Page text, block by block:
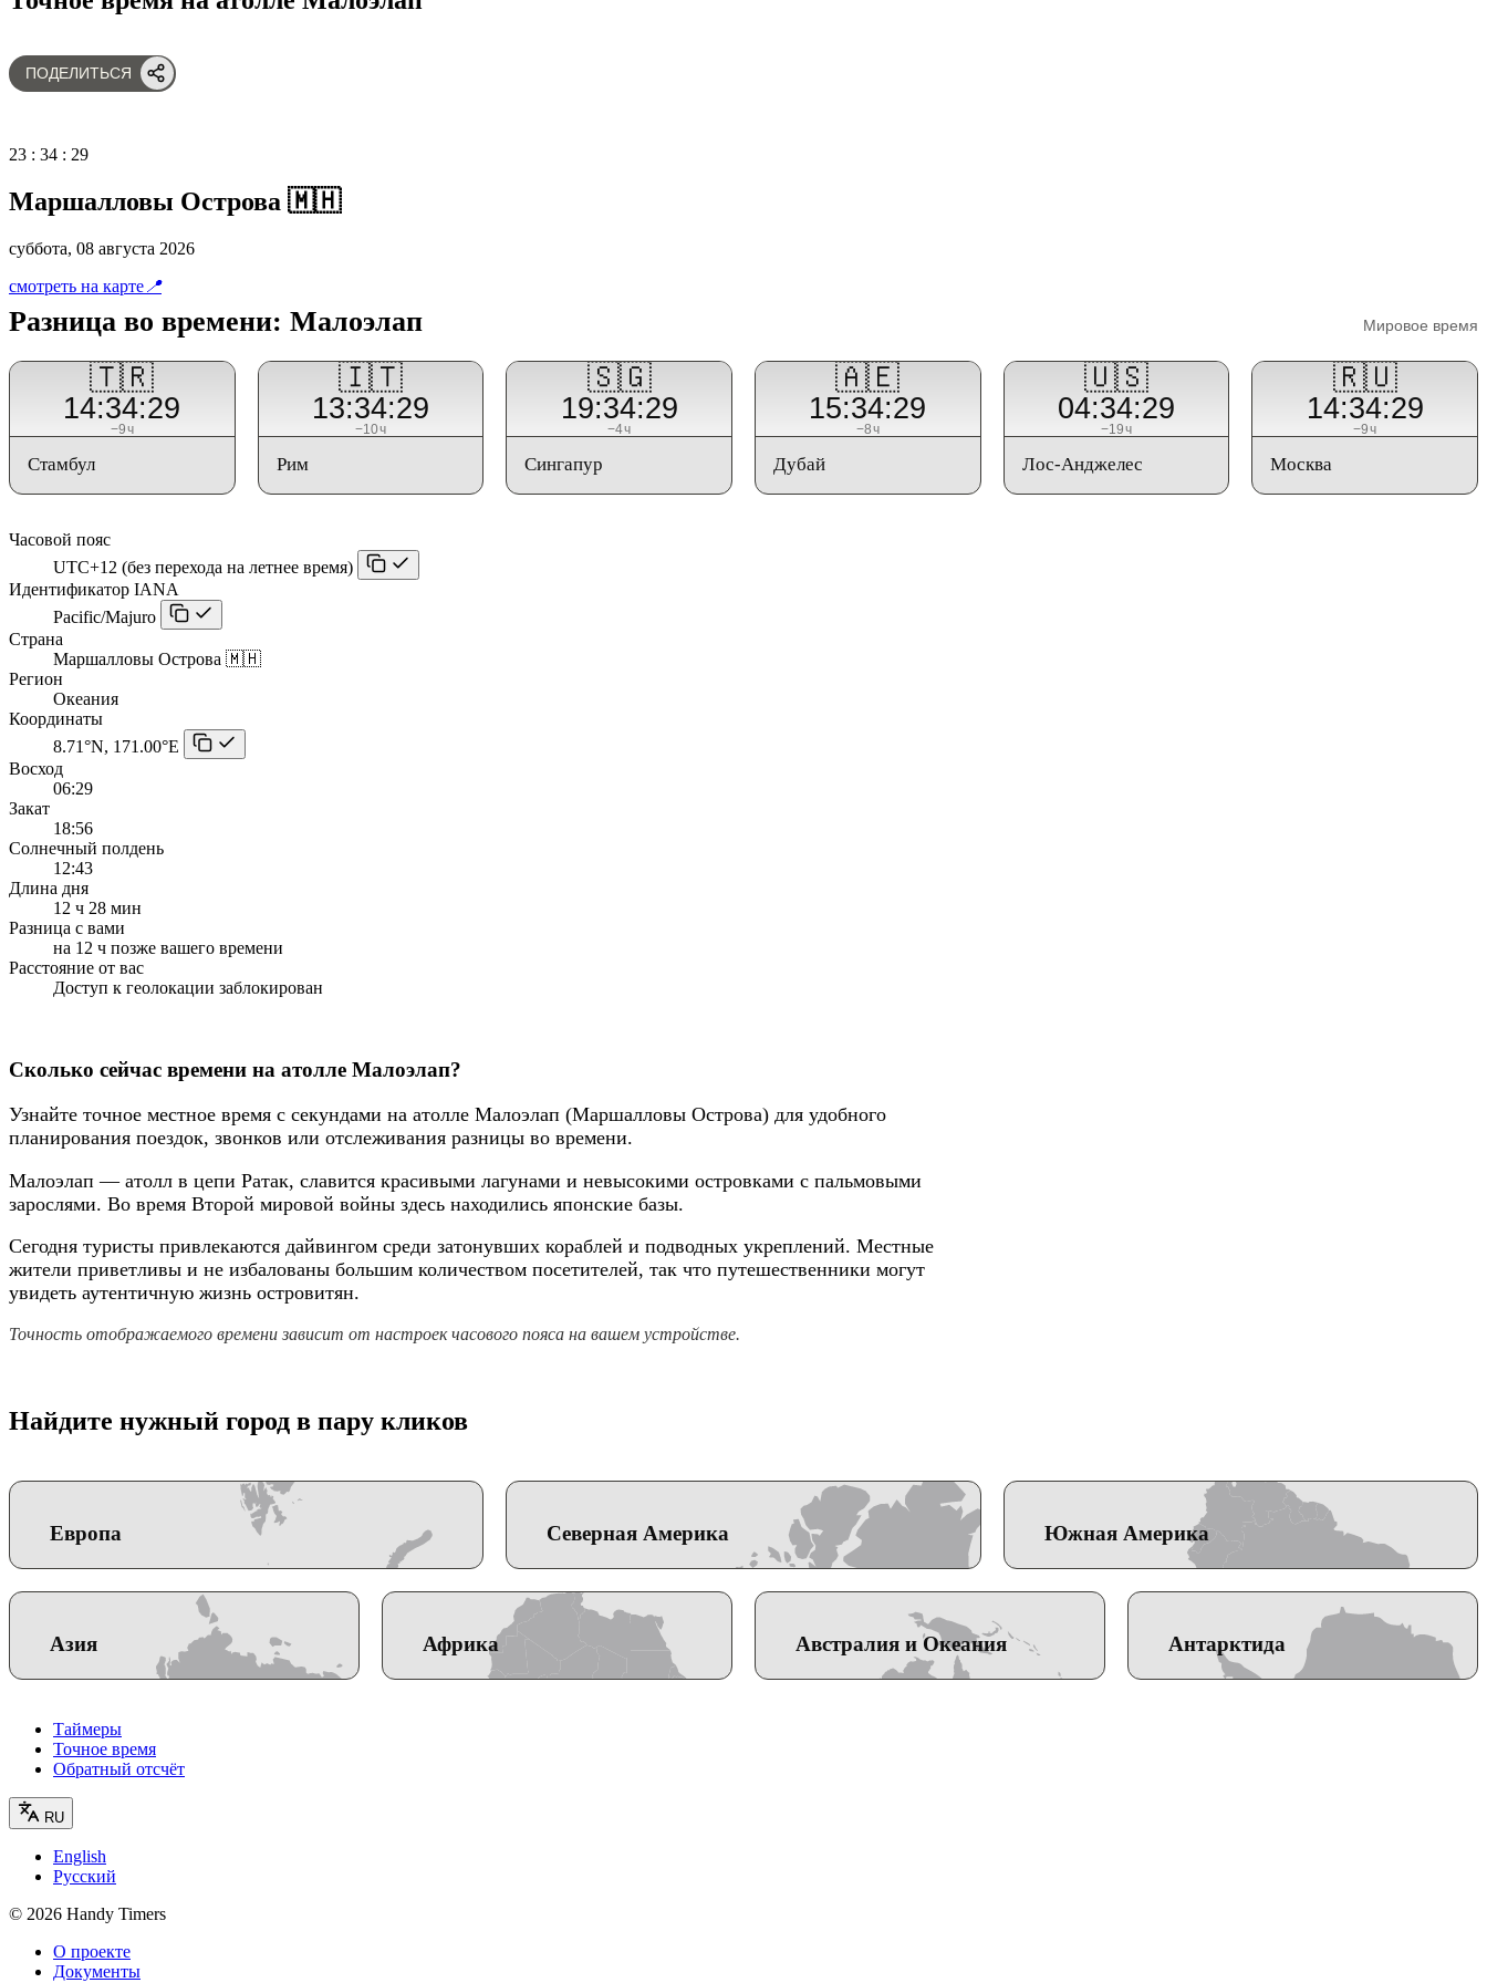
ПОДЕЛИТЬСЯ
23 : 34 : 29
Маршалловы Острова 🇲🇭
суббота, 08 августа 2026
смотреть на карте 📍
Разница во времени: Малоэлап Мировое время
🇹🇷
14:34:29
−9ч
Стамбул
🇮🇹
13:34:29
−10ч
Рим
🇸🇬
19:34:29
−4ч
Сингапур
🇦🇪
15:34:29
−8ч
Дубай
🇺🇸
04:34:29
−19ч
Лос-Анджелес
🇷🇺
14:34:29
−9ч
Москва
Часовой пояс
UTC+12 (без перехода на летнее время)
Идентификатор IANA
Pacific/Majuro
Страна
Маршалловы Острова 🇲🇭
Регион
Океания
Координаты
8.71°N, 171.00°E
Восход
06:29
Закат
18:56
Солнечный полдень
12:43
Длина дня
12 ч 28 мин
Разница с вами
на 12 ч позже вашего времени
Расстояние от вас
Доступ к геолокации заблокирован
Сколько сейчас времени на атолле Малоэлап?
Узнайте точное местное время с секундами на атолле Малоэлап (Маршалловы Острова) для удобного
планирования поездок, звонков или отслеживания разницы во времени.
Малоэлап — атолл в цепи Ратак, славится красивыми лагунами и невысокими островками с пальмовыми
зарослями. Во время Второй мировой войны здесь находились японские базы.
Сегодня туристы привлекаются дайвингом среди затонувших кораблей и подводных укреплений. Местные
жители приветливы и не избалованы большим количеством посетителей, так что путешественники могут
увидеть аутентичную жизнь островитян.
Точность отображаемого времени зависит от настроек часового пояса на вашем устройстве.
Найдите нужный город в пару кликов
Европа Северная Америка Южная Америка
Азия Африка Австралия и Океания Антарктида
Таймеры
Точное время
Обратный отсчёт
RU
English
Русский
© 2026 Handy Timers
О проекте
Документы